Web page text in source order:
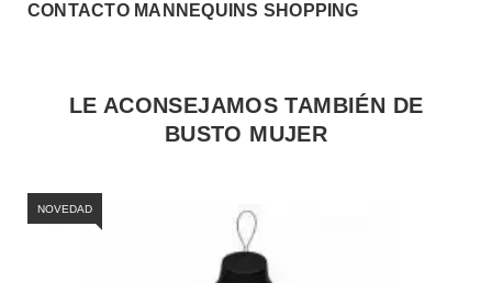
CONTACTO MANNEQUINS SHOPPING
LE ACONSEJAMOS TAMBIÉN DE
BUSTO MUJER
NOVEDAD